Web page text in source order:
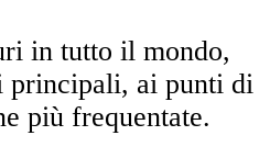
in tutto il mondo,
principali, ai punti di
più frequentate.